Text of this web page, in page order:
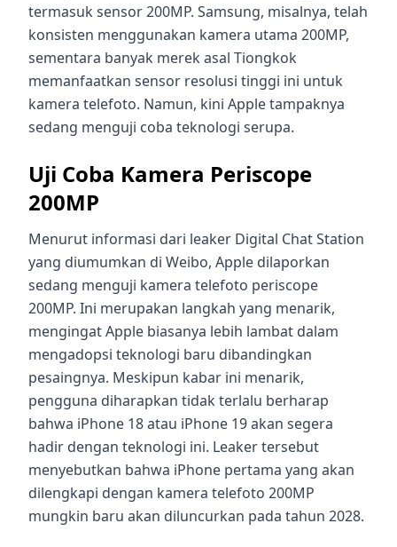
termasuk sensor 200MP. Samsung, misalnya, telah
konsisten menggunakan kamera utama 200MP,
sementara banyak merek asal Tiongkok
memanfaatkan sensor resolusi tinggi ini untuk
kamera telefoto. Namun, kini Apple tampaknya
sedang menguji coba teknologi serupa.
Uji Coba Kamera Periscope
200MP
Menurut informasi dari leaker Digital Chat Station
yang diumumkan di Weibo, Apple dilaporkan
sedang menguji kamera telefoto periscope
200MP. Ini merupakan langkah yang menarik,
mengingat Apple biasanya lebih lambat dalam
mengadopsi teknologi baru dibandingkan
pesaingnya. Meskipun kabar ini menarik,
pengguna diharapkan tidak terlalu berharap
bahwa iPhone 18 atau iPhone 19 akan segera
hadir dengan teknologi ini. Leaker tersebut
menyebutkan bahwa iPhone pertama yang akan
dilengkapi dengan kamera telefoto 200MP
mungkin baru akan diluncurkan pada tahun 2028.